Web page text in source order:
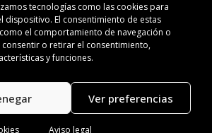
tecnologías como las cookies para
El consentimiento de estas
el comportamiento de navegación o
o retirar el consentimiento,
y funciones.
Ver preferencias
Aviso legal